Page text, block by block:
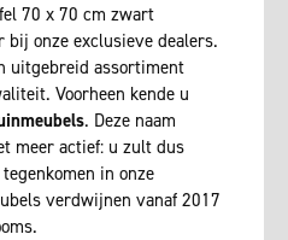
70 x 70 cm zwart
onze exclusieve dealers.
uitgebreid assortiment
Voorheen kende u
. Deze naam
meer actief: u zult dus
tegenkomen in onze
verdwijnen vanaf 2017